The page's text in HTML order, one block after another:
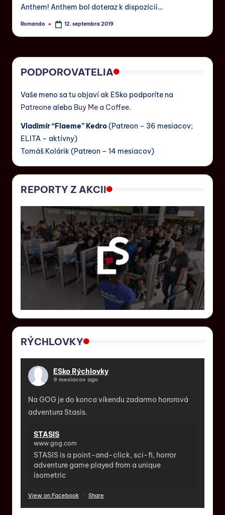
Anthem! Anthem bol doteraz k dispozícii…
Romando 12. septembra 2019
PODPOROVATELIA
Vaše meno sa tu objaví ak ESko podporíte na
Patreone alebo Buy Me a Coffee.
Vladimír “Flaeme” Kedro(Patreon – 36 mesiacov;
ELITA – aktívny)
Tomáš Kolárik (Patreon – 14 mesiacov)
REPORTY Z AKCII
RÝCHLOVKY
ESko Rýchlovky
9 mesiacov ago
Na GOG je do konca víkendu zadarmo hororová
adventura Stasis.
STASIS
www.gog.com
STASIS is a point-and-click, sci-fi, horror
adventure game played from a unique
isometric
View on Facebook · Share